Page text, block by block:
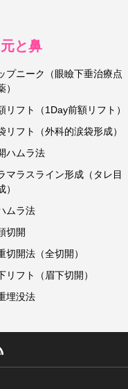
元と鼻
プニーク（眼瞼下垂治療点
）
リフト（1Day前額リフト）
リフト（外科的涙袋形成）
ハムラ法
マラスライン形成（タレ目
）
ムラ法
切開
切開法（全切開）
リフト（眉下切開）
埋没法